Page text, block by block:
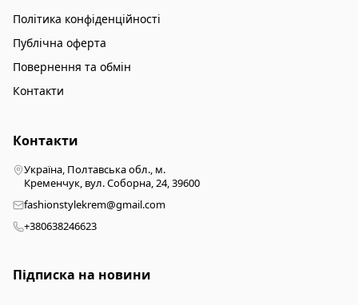
Політика конфіденційності
Публічна оферта
Повернення та обмін
Контакти
Контакти
Україна, Полтавська обл., м.
Кременчук, вул. Соборна, 24, 39600
fashionstylekrem@gmail.com
+380638246623
Підписка на новини